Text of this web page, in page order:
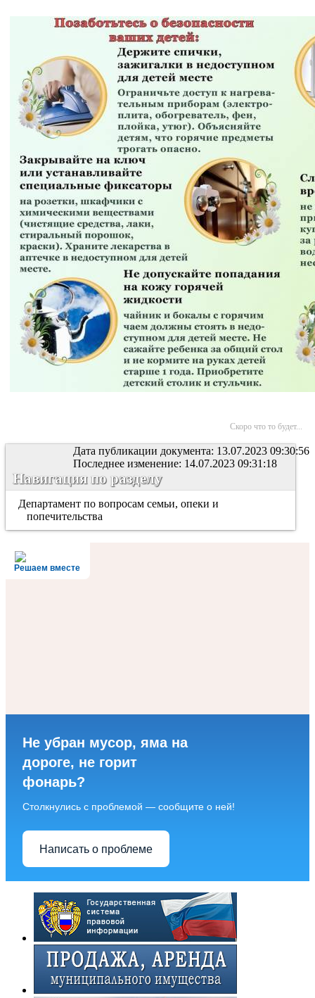
Скоро что то будет...
Дата публикации документа: 13.07.2023 09:30:56
Последнее изменение: 14.07.2023 09:31:18
Навигация по разделу
Департамент по вопросам семьи, опеки и
попечительства
Решаем вместе
Не убран мусор, яма на
дороге, не горит
фонарь?
Столкнулись с проблемой — сообщите о ней!
Написать о проблеме